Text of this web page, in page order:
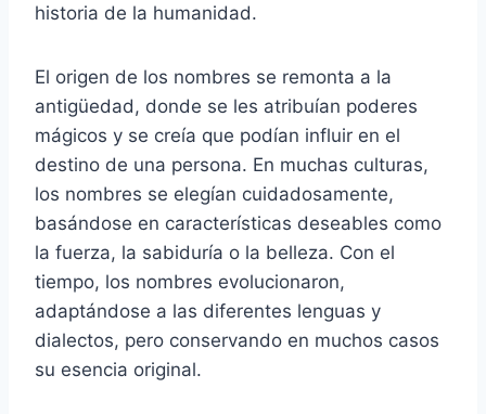
historia de la humanidad.
El origen de los nombres se remonta a la
antigüedad, donde se les atribuían poderes
mágicos y se creía que podían influir en el
destino de una persona. En muchas culturas,
los nombres se elegían cuidadosamente,
basándose en características deseables como
la fuerza, la sabiduría o la belleza. Con el
tiempo, los nombres evolucionaron,
adaptándose a las diferentes lenguas y
dialectos, pero conservando en muchos casos
su esencia original.